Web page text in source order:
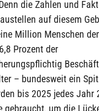
die Zahlen und
auf diesem
Million Menschen
Prozent der
– bundesweit ein
bis 2025 jedes Jahr
gebraucht, um die